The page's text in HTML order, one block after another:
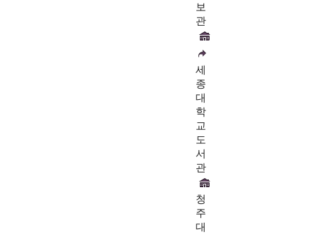
보
관
세
종
대
학
교
도
서
관
청
주
대